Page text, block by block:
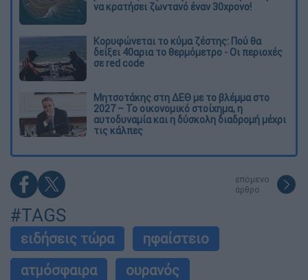
να κρατήσει ζωντανό έναν 30χρονο!
Κορυφώνεται το κύμα ζέστης: Πού θα
δείξει 40αρια το θερμόμετρο - Οι περιοχές
σε red code
Μητσοτάκης στη ΔΕΘ με το βλέμμα στο
2027 – Το οικονομικό στοίχημα, η
αυτοδυναμία και η δύσκολη διαδρομή μέχρι
τις κάλπες
επόμενο
άρθρο
#TAGS
ειδήσεις τώρα
ηφαίστειο
ατμόσφαιρα
ουρανός